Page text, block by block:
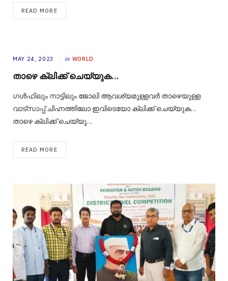
READ MORE
MAY 24, 2023 in WORLD
താഴെ ക്ലിക്ക് ചെയ്യുക…
ഗൾഫിലും നാട്ടിലും ജോലി ആവശ്യമുള്ളവർ താഴെയുള്ള
വാട്‌സാപ്പ് ചിഹ്നത്തിലോ ഇവിടെയോ ക്ലിക്ക് ചെയ്യുക…
താഴെ ക്ലിക്ക് ചെയ്യൂ…
READ MORE